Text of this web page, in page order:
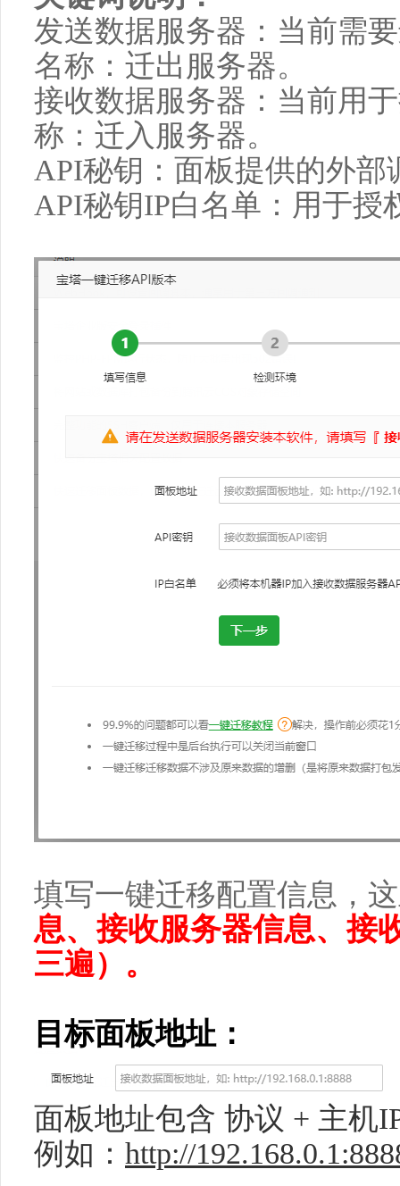
发送数据服务器：当前需
名称：迁出服务器。
接收数据服务器：当前用
称：迁入服务器。
API秘钥：面板提供的外部
API秘钥IP白名单：用于授
填写一键迁移配置信息，
息、接收服务器信息、接
三遍）。
目标面板地址 ：
面板地址包含 协议 + 主机
例如： http://